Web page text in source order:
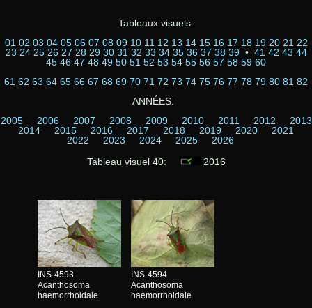
Tableaux visuels:
01 02 03 04 05 06 07 08 09 10 11 12 13 14 15 16 17 18 19 20 21 22
23 24 25 26 27 28 29 30 31 32 33 34 35 36 37 38 39• 41 42 43 44
45 46 47 48 49 50 51 52 53 54 55 56 57 58 59 60
61 62 63 64 65 66 67 68 69 70 71 72 73 74 75 76 77 78 79 80 81 82
ANNÉES:
2005
2006 2007 2008 2009 2010 2011 2012
2013
2014
2015 2016 2017 2018 2019 2020
2021
2022
2023 2024 2025
2026
Tableau visuel 40:
2016
INS-4593
Acanthosoma
haemorrhoidale
INS-4594
Acanthosoma
haemorrhoidale